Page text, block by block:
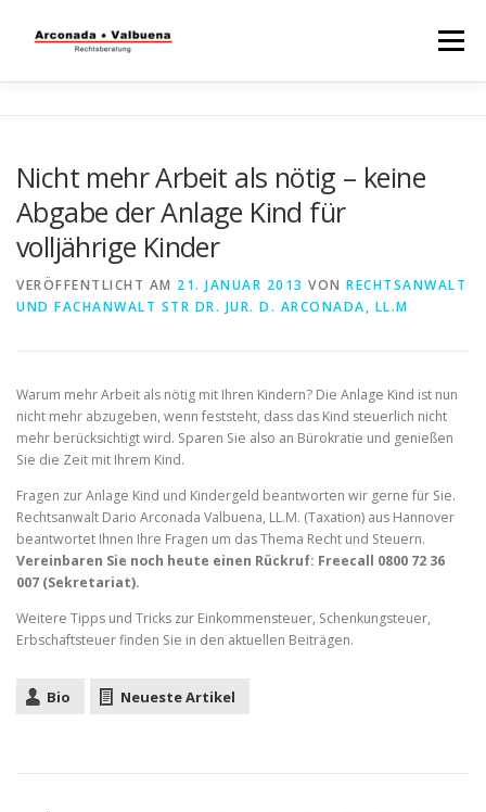
Menü
STEUERBERATUNG TÄTIGKEITSFELDER
WISSENSWERTES
Nicht mehr Arbeit als nötig – keine
Abgabe der Anlage Kind für
volljährige Kinder
VERÖFFENTLICHT AM 21. JANUAR 2013 VON RECHTSANWALT
UND FACHANWALT STR DR. JUR. D. ARCONADA, LL.M
Warum mehr Arbeit als nötig mit Ihren Kindern? Die Anlage Kind ist nun
nicht mehr abzugeben, wenn feststeht, dass das Kind steuerlich nicht
mehr berücksichtigt wird. Sparen Sie also an Bürokratie und genießen
Sie die Zeit mit Ihrem Kind.
Fragen zur Anlage Kind und Kindergeld beantworten wir gerne für Sie.
Rechtsanwalt Dario Arconada Valbuena, LL.M. (Taxation) aus Hannover
beantwortet Ihnen Ihre Fragen um das Thema Recht und Steuern.
Vereinbaren Sie noch heute einen Rückruf: Freecall 0800 72 36
007 (Sekretariat).
Weitere Tipps und Tricks zur Einkommensteuer, Schenkungsteuer,
Erbschaftsteuer finden Sie in den aktuellen Beiträgen.
Bio Neueste Artikel